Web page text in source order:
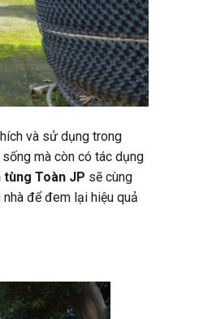
và sử dụng trong
mà còn có tác dụng
tùng Toàn JP sẽ cùng
để đem lại hiệu quả